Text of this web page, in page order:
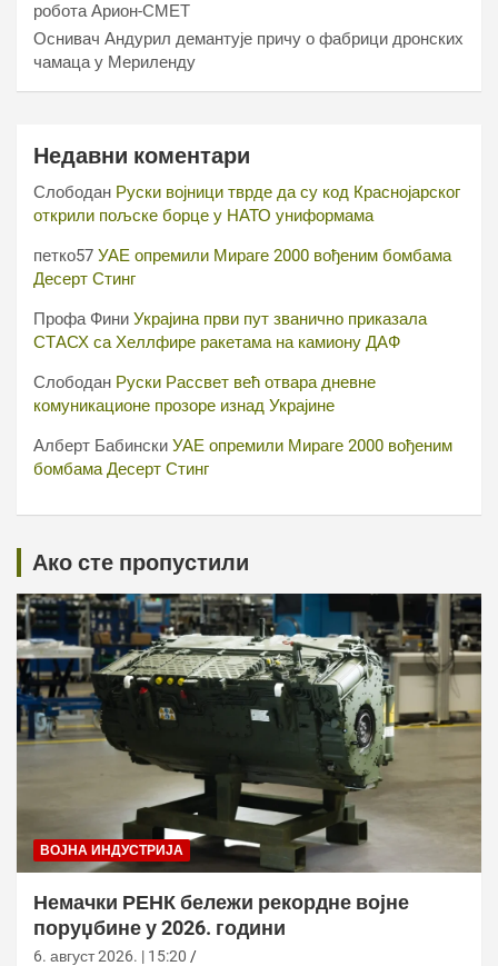
робота Арион-СМЕТ
Оснивач Андурил демантује причу о фабрици дронских
чамаца у Мериленду
Недавни коментари
Слободан Руски војници тврде да су код Краснојарског
открили пољске борце у НАТО униформама
петко57 УАЕ опремили Мираге 2000 вођеним бомбама
Десерт Стинг
Профа Фини Украјина први пут званично приказала
СТАСХ са Хеллфире ракетама на камиону ДАФ
Слободан Руски Рассвет већ отвара дневне
комуникационе прозоре изнад Украјине
Алберт Бабински УАЕ опремили Мираге 2000 вођеним
бомбама Десерт Стинг
Ако сте пропустили
ВОЈНА ИНДУСТРИЈА
Немачки РЕНК бележи рекордне војне
поруџбине у 2026. години
6. август 2026. | 15:20